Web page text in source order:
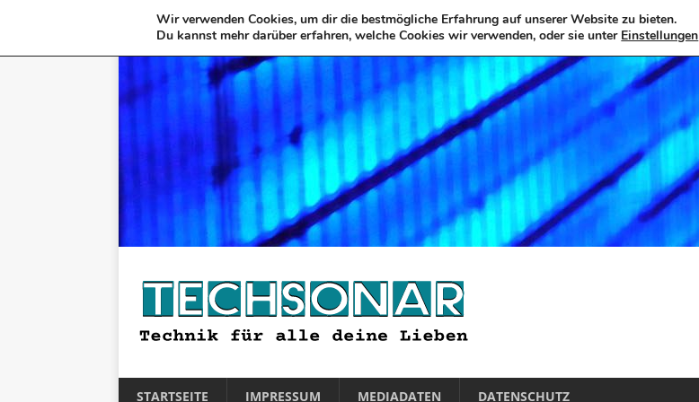
STARTSEITE IMPRESSUM MEDIADATEN DATENSCHUTZ
Wir verwenden Cookies, um dir die bestmögliche Erfahrung auf unserer Website zu bieten.
Du kannst mehr darüber erfahren, welche Cookies wir verwenden, oder sie unter Einstellungen